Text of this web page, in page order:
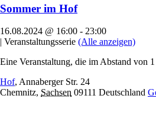
Sommer im Hof
16.08.2024 @ 16:00 - 23:00
| Veranstaltungsserie (Alle anzeigen)
Eine Veranstaltung, die im Abstand von
Hof, Annaberger Str. 24
Chemnitz, Sachsen 09111 Deutschland